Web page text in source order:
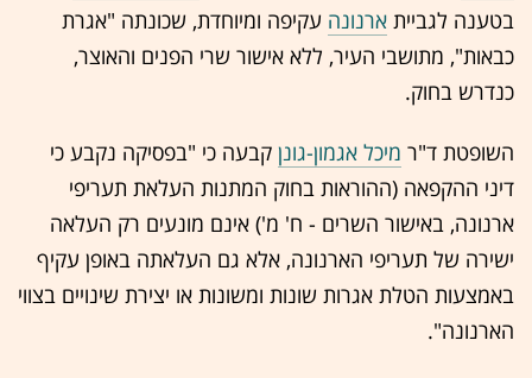
בטענה לגביית ארנונה עקיפה ומיוחדת, שכונתה "אגרת
כבאות", מתושבי העיר, ללא אישור שרי הפנים והאוצר,
כנדרש בחוק.
‏השופטת ד"ר מיכל אגמון-גונן קבעה כי "בפסיקה נקבע כי
דיני ההקפאה (ההוראות בחוק המתנות העלאת תעריפי
ארנונה, באישור השרים - ח' מ') אינם מונעים רק העלאה
ישירה של תעריפי הארנונה, אלא גם העלאתה באופן עקיף
באמצעות הטלת אגרות שונות ומשונות או יצירת שינויים בצווי
הארנונה".